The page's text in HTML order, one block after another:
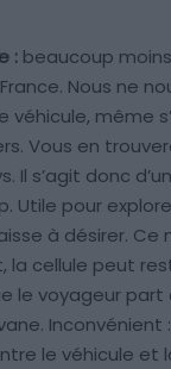
: beaucoup
Nous ne
véhicule, même
Vous en
Il s’agit donc
Utile pour
à désirer. Ce
la cellule peut
le voyageur part
Inconvénient :
le véhicule et